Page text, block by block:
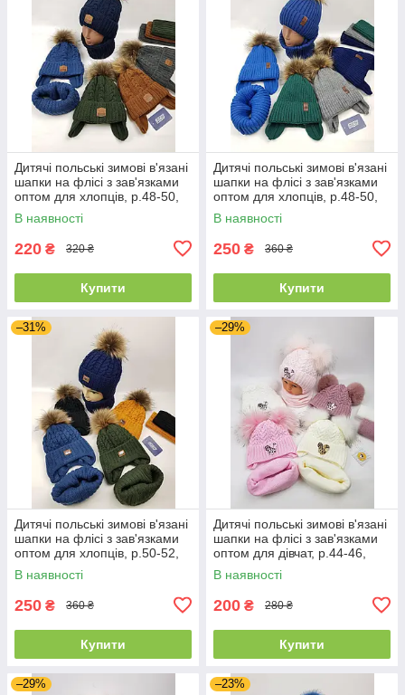
Дитячі польські зимові в'язані
шапки на флісі з зав'язками
оптом для хлопців, р.48-50,
Agbo
В наявності
220 ₴ 320 ₴
Купити
Дитячі польські зимові в'язані
шапки на флісі з зав'язками
оптом для хлопців, р.48-50,
Agbo
В наявності
250 ₴ 360 ₴
Купити
–31%
Дитячі польські зимові в'язані
шапки на флісі з зав'язками
оптом для хлопців, р.50-52,
Agbo
В наявності
250 ₴ 360 ₴
Купити
–29%
Дитячі польські зимові в'язані
шапки на флісі з зав'язками
оптом для дівчат, р.44-46,
Ambra (Польща)
В наявності
200 ₴ 280 ₴
Купити
–29% –23%